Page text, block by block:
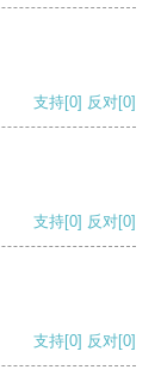
支持[0] 反对[0]
支持[0] 反对[0]
支持[0] 反对[0]